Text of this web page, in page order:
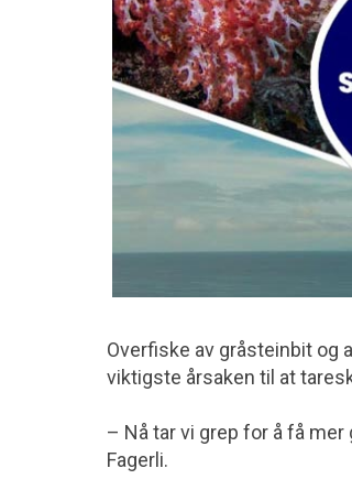
Overfiske av gråsteinbit og
viktigste årsaken til at
– Nå tar vi grep for å få
Fagerli.